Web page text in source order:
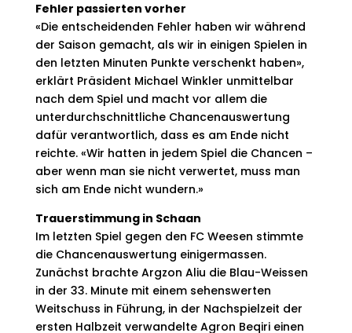
Fehler passierten vorher
«Die entscheidenden Fehler haben wir während
der Saison gemacht, als wir in einigen Spielen in
den letzten Minuten Punkte verschenkt haben»,
erklärt Präsident Michael Winkler unmittelbar
nach dem Spiel und macht vor allem die
unterdurchschnittliche Chancenauswertung
dafür verantwortlich, dass es am Ende nicht
reichte. «Wir hatten in jedem Spiel die Chancen –
aber wenn man sie nicht verwertet, muss man
sich am Ende nicht wundern.»
Trauerstimmung in Schaan
Im letzten Spiel gegen den FC Weesen stimmte
die Chancenauswertung einigermassen.
Zunächst brachte Argzon Aliu die Blau-Weissen
in der 33. Minute mit einem sehenswerten
Weitschuss in Führung, in der Nachspielzeit der
ersten Halbzeit verwandelte Agron Beqiri einen